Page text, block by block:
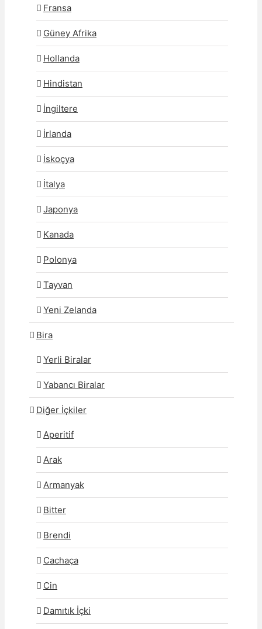
Fransa
Güney Afrika
Hollanda
Hindistan
İngiltere
İrlanda
İskoçya
İtalya
Japonya
Kanada
Polonya
Tayvan
Yeni Zelanda
Bira
Yerli Biralar
Yabancı Biralar
Diğer İçkiler
Aperitif
Arak
Armanyak
Bitter
Brendi
Cachaça
Cin
Damıtık İçki